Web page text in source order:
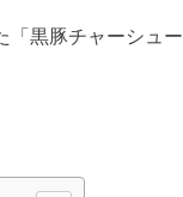
黒豚チャーシュ